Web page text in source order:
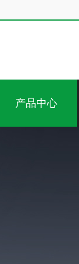
产品中心